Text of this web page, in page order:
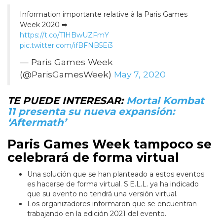
Information importante relative à la Paris Games
Week 2020 ➡
https://t.co/TlHBwUZFmY
pic.twitter.com/ifBFNB5Ei3
— Paris Games Week
(@ParisGamesWeek) May 7, 2020
TE PUEDE INTERESAR: Mortal Kombat
11 presenta su nueva expansión:
‘Aftermath’
Paris Games Week tampoco se
celebrará de forma virtual
Una solución que se han planteado a estos eventos
es hacerse de forma virtual. S.E.L.L. ya ha indicado
que su evento no tendrá una versión virtual.
Los organizadores informaron que se encuentran
trabajando en la edición 2021 del evento.